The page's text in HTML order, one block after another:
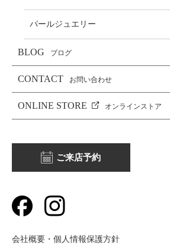
パールジュエリー
BLOG ブログ
CONTACT お問い合わせ
ONLINE STORE オンラインストア
ご来店予約
会社概要・個人情報保護方針